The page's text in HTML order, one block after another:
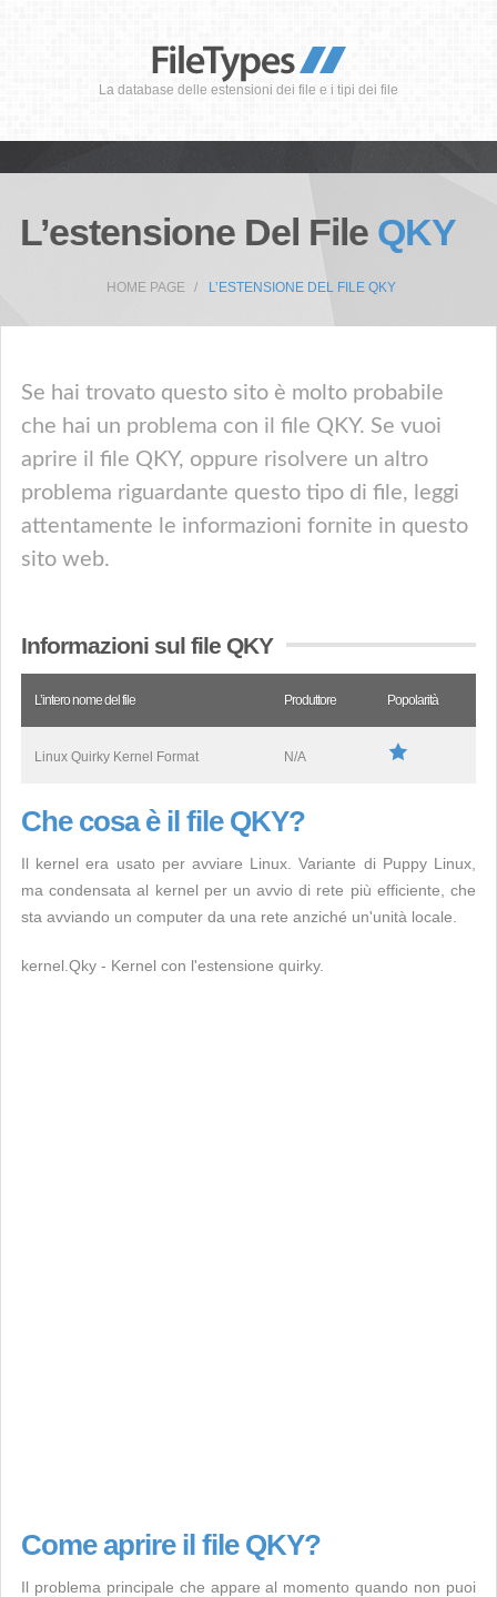
La database delle estensioni dei file e i tipi dei file
L’estensione Del File QKY
HOME PAGE L’ESTENSIONE DEL FILE QKY
Se hai trovato questo sito è molto probabile
che hai un problema con il file QKY. Se vuoi
aprire il file QKY, oppure risolvere un altro
problema riguardante questo tipo di file, leggi
attentamente le informazioni fornite in questo
sito web.
Informazioni sul file QKY
L’intero nome del file Produttore Popolarità
Linux Quirky Kernel Format N/A
Che cosa è il file QKY?
Il kernel era usato per avviare Linux. Variante di Puppy Linux,
ma condensata al kernel per un avvio di rete più efficiente, che
sta avviando un computer da una rete anziché un'unità locale.
kernel.Qky - Kernel con l'estensione quirky.
Come aprire il file QKY?
Il problema principale che appare al momento quando non puoi